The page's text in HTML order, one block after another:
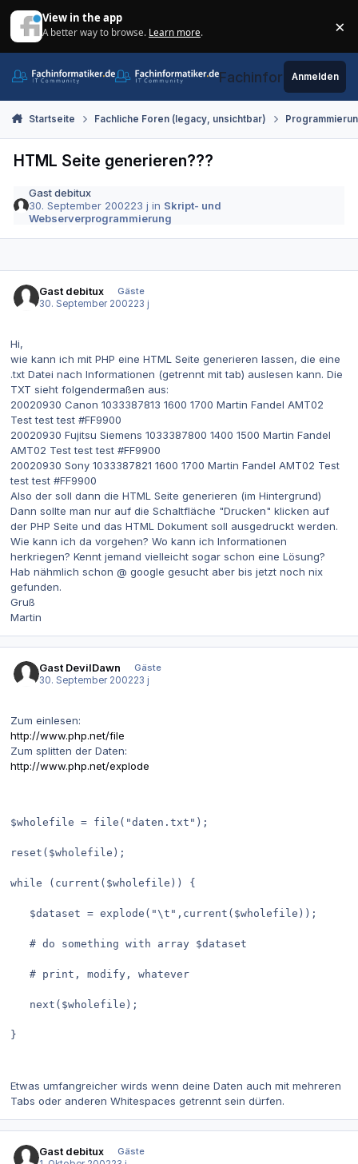
View in the app
A better way to browse. Learn more. ×
Fachinformatiker.de
Anmelden
Startseite Fachliche Foren (legacy, unsichtbar)
HTML Seite generieren???
Gast debitux
30. September 200223 j in Skript- und
Webserverprogrammierung
Gast debitux
Gäste
30. September 200223 j
Hi,
wie kann ich mit PHP eine HTML Seite generieren lassen, die eine
.txt Datei nach Informationen (getrennt mit tab) auslesen kann. Die
TXT sieht folgendermaßen aus:
20020930 Canon 1033387813 1600 1700 Martin Fandel AMT02
Test test test #FF9900
20020930 Fujitsu Siemens 1033387800 1400 1500 Martin Fandel
AMT02 Test test test #FF9900
20020930 Sony 1033387821 1600 1700 Martin Fandel AMT02 Test
test test #FF9900
Also der soll dann die HTML Seite generieren (im Hintergrund)
Dann sollte man nur auf die Schaltfläche "Drucken" klicken auf
der PHP Seite und das HTML Dokument soll ausgedruckt werden.
Wie kann ich da vorgehen? Wo kann ich Informationen
herkriegen? Kennt jemand vielleicht sogar schon eine Lösung?
Hab nähmlich schon @ google gesucht aber bis jetzt noch nix
gefunden.
Gruß
Martin
Gast DevilDawn
Gäste
30. September 200223 j
Zum einlesen:
http://www.php.net/file
Zum splitten der Daten:
http://www.php.net/explode
$wholefile = file("daten.txt");
reset($wholefile);
while (current($wholefile)) {
   $dataset = explode("\t",current($wholefile));
   # do something with array $dataset
   # print, modify, whatever
   next($wholefile);
}
Etwas umfangreicher wirds wenn deine Daten auch mit mehreren
Tabs oder anderen Whitespaces getrennt sein dürfen.
Gast debitux
Gäste